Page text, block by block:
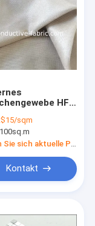
HF-
$15/sqm
100sq.m
Kontakt